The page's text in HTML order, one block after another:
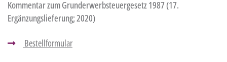
Kommentar zum Grunderwerbsteuergesetz 1987 (17.
Ergänzungslieferung; 2020)
Bestellformular